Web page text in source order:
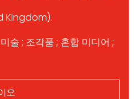
Kingdom).
술 ; 조각품 ; 혼합 미디어 ;
오